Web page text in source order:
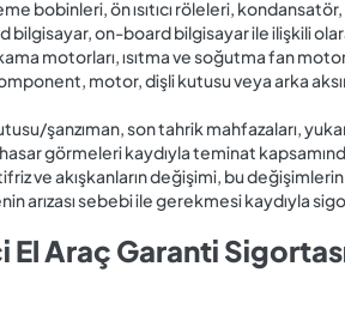
bobinleri, ön ısıtıcı röleleri,
on-board bilgisayar ile ilişkili
motorları, ısıtma ve soğutma fan
motor, dişli kutusu veya arka
şanzıman, son tahrik mahfazaları,
görmeleri kaydıyla teminat
ve akışkanların değişimi, bu
arızası sebebi ile gerekmesi kaydıyla
Araç Garanti